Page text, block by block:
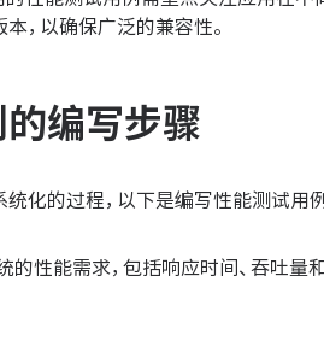
，以确保广泛的兼容性。
编写步骤
化的过程，以下是编写性能测试用
的性能需求，包括响应时间、吞吐